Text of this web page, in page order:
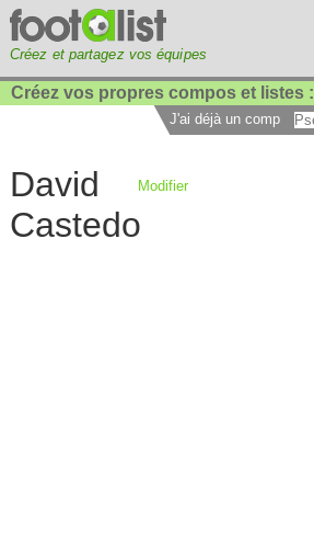
Créez et partagez vos équipes
Créez vos propres compos et listes :
J'ai déjà un compte :
David
Castedo
Modifier